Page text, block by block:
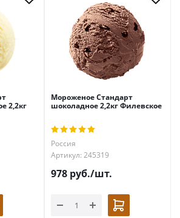
2,2кг
Мороженое Стандарт
шоколадное 2,2кг Филевское
Россия
Артикул: 245319
978 руб./шт.